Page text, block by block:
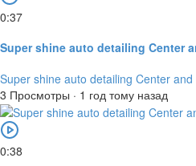
0:37
Super shine auto detailing Center
Super shine auto detailing Center and
3 Просмотры · 1 год тому назад
0:38